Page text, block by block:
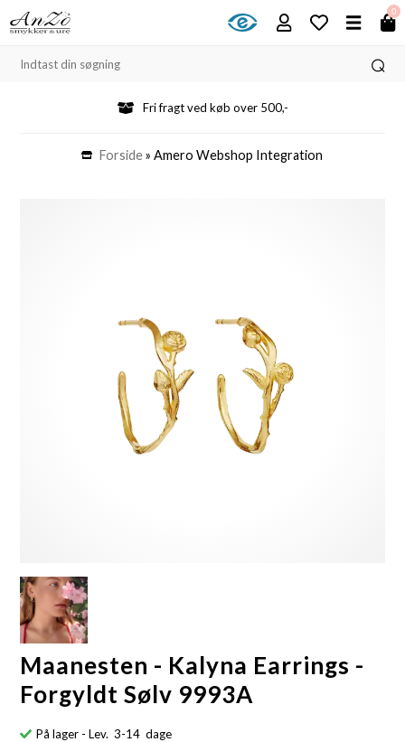
0
Fri fragt ved køb over 500,-
Forside»Amero Webshop Integration
Maanesten - Kalyna Earrings -
Forgyldt Sølv 9993A
På lager - Lev. 3-14 dage